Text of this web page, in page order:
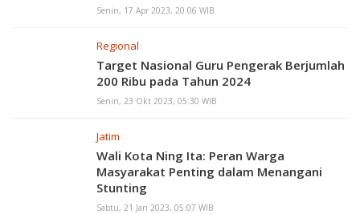
Senin, 17 Apr 2023, 20:06 WIB
Regional
Target Nasional Guru Pengerak Berjumlah
200 Ribu pada Tahun 2024
Senin, 23 Okt 2023, 05:30 WIB
Jatim
Wali Kota Ning Ita: Peran Warga
Masyarakat Penting dalam Menangani
Stunting
Sabtu, 21 Jan 2023, 05:07 WIB